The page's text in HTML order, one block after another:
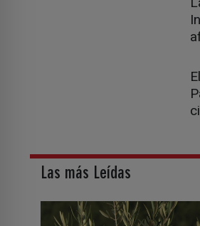
Las más Leídas